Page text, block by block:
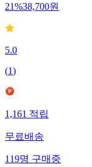
21%38,700원
5.0
(1)
1,161적립
무료배송
119명구매중